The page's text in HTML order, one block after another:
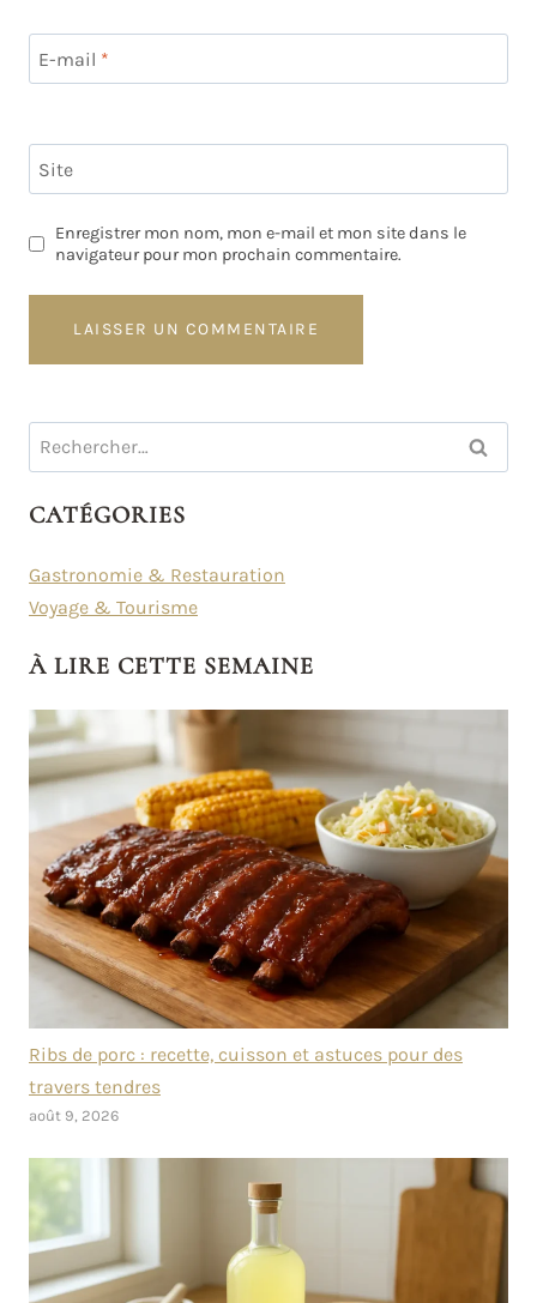
E-mail *
Site
Enregistrer mon nom, mon e-mail et mon site dans le
navigateur pour mon prochain commentaire.
Rechercher :
CATÉGORIES
Gastronomie & Restauration
Voyage & Tourisme
À LIRE CETTE SEMAINE
Ribs de porc : recette, cuisson et astuces pour des
travers tendres
août 9, 2026